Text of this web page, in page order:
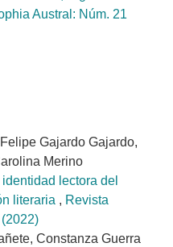
Austral: Núm. 21
Gajardo Gajardo,
Merino
lectora del
literaria , Revista
Constanza Guerra